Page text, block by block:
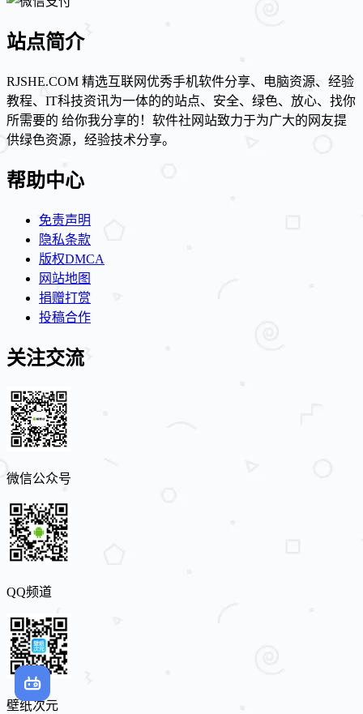
站点简介
RJSHE.COM 精选互联网优秀手机软件分享、电脑资源、经验
教程、IT科技资讯为一体的的站点、安全、绿色、放心、找你
所需要的 给你我分享的！软件社网站致力于为广大的网友提
供绿色资源，经验技术分享。
帮助中心
免责声明
隐私条款
版权DMCA
网站地图
捐赠打赏
投稿合作
关注交流
微信公众号
QQ频道
壁纸次元